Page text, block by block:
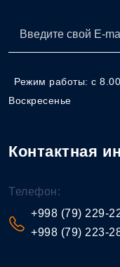
Режим работы: с
Воскресенье
Контактная
Телефон:
+998 (79) 229-
+998 (79) 223-